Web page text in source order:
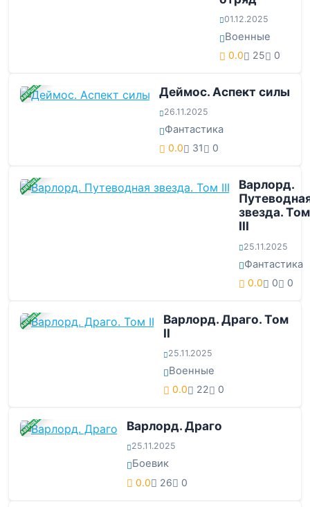
01.12.2025
Военные
0.0 25 0
ЗАВЕРШЕНА Деймос. Аспект силы
26.11.2025
Фантастика
0.0 31 0
ЗАВЕРШЕНА
Варлорд.
звезда. Том
III
25.11.2025
Фантастика
0.0 0 0
ЗАВЕРШЕНА
Варлорд. Драго. Том
II
25.11.2025
Военные
0.0 22 0
ЗАВЕРШЕНА Варлорд. Драго
25.11.2025
Боевик
0.0 26 0